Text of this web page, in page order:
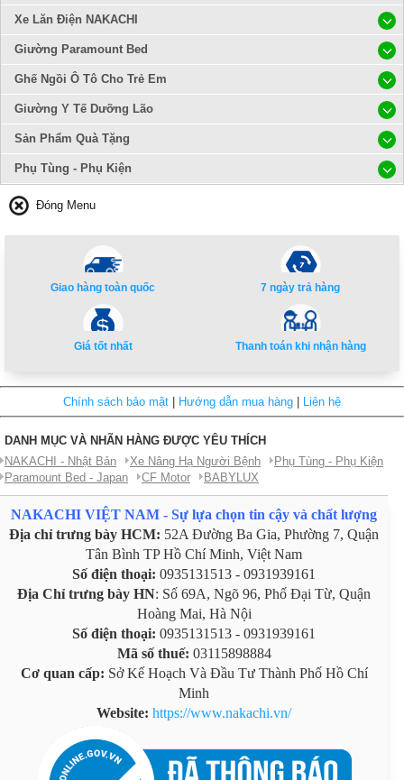
Xe Lăn Điện NAKACHI
Giường Paramount Bed
Ghế Ngồi Ô Tô Cho Trẻ Em
Giường Y Tế Dưỡng Lão
Sản Phẩm Quà Tặng
Phụ Tùng - Phụ Kiện
Đóng Menu
Giao hàng toàn quốc 7 ngày trả hàng
Giá tốt nhất Thanh toán khi nhận hàng
Chính sách bảo mật | Hướng dẫn mua hàng | Liên hệ
DANH MỤC VÀ NHÃN HÀNG ĐƯỢC YÊU THÍCH
NAKACHI - Nhật Bản
Xe Nâng Hạ Người Bệnh
Phụ Tùng - Phụ Kiện
Paramount Bed - Japan
CF Motor BABYLUX
NAKACHI VIỆT NAM - Sự lựa chọn tin cậy và chất lượng
Địa chỉ trưng bày HCM: 52A Đường Ba Gia, Phường 7, Quận
Tân Bình TP Hồ Chí Minh, Việt Nam
Số điện thoại: 0935131513 - 0931939161
Địa Chỉ trưng bày HN: Số 69A, Ngõ 96, Phố Đại Từ, Quận
Hoàng Mai, Hà Nội
Số điện thoại: 0935131513 - 0931939161
Mã số thuế: 03115898884
Cơ quan cấp: Sở Kế Hoạch Và Đầu Tư Thành Phố Hồ Chí
Minh
Website: https://www.nakachi.vn/